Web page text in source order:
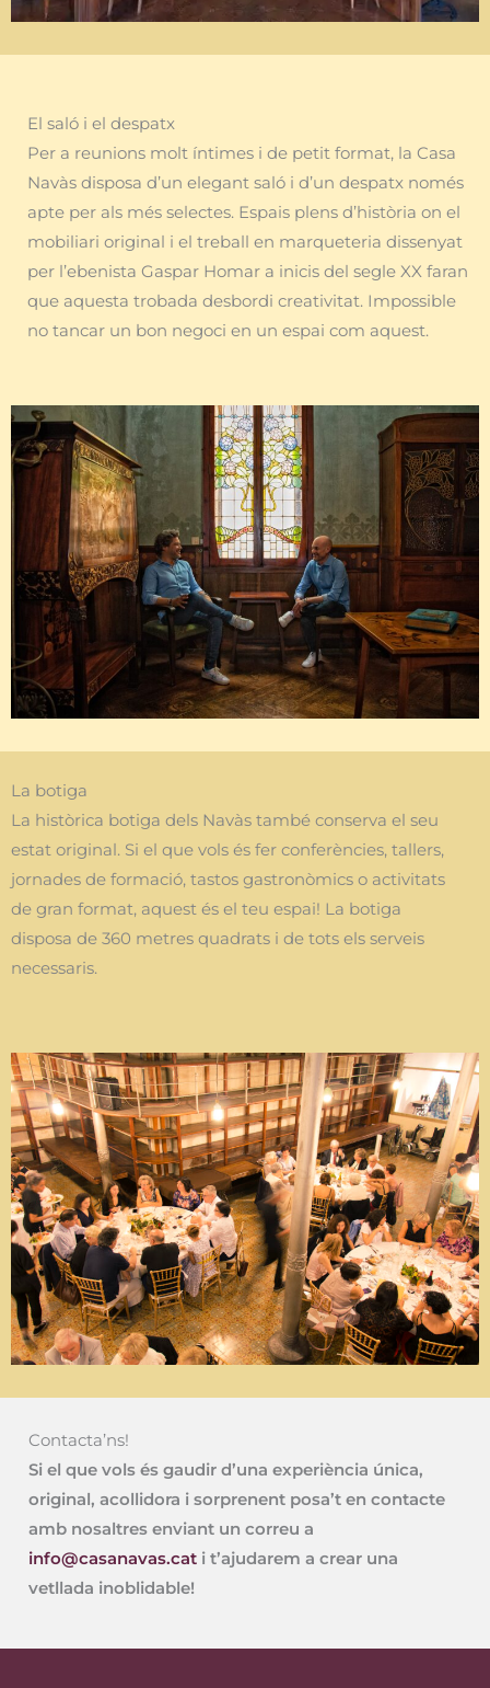
El saló i el despatx
Per a reunions molt íntimes i de petit format, la Casa
Navàs disposa d’un elegant saló i d’un despatx només
apte per als més selectes. Espais plens d’història on el
mobiliari original i el treball en marqueteria dissenyat
per l’ebenista Gaspar Homar a inicis del segle XX faran
que aquesta trobada desbordi creativitat. Impossible
no tancar un bon negoci en un espai com aquest.
La botiga
La històrica botiga dels Navàs també conserva el seu
estat original. Si el que vols és fer conferències, tallers,
jornades de formació, tastos gastronòmics o activitats
de gran format, aquest és el teu espai! La botiga
disposa de 360 metres quadrats i de tots els serveis
necessaris.
Contacta’ns!
Si el que vols és gaudir d’una experiència única,
original, acollidora i sorprenent posa’t en contacte
amb nosaltres enviant un correu a
info@casanavas.cat i t’ajudarem a crear una
vetllada inoblidable!